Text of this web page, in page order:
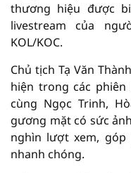
thương hiệu được
livestream của
KOL/KOC.
Chủ tịch Tạ Văn
hiện trong các phiên
cùng Ngọc Trinh,
gương mặt có sức
nghìn lượt xem,
nhanh chóng.